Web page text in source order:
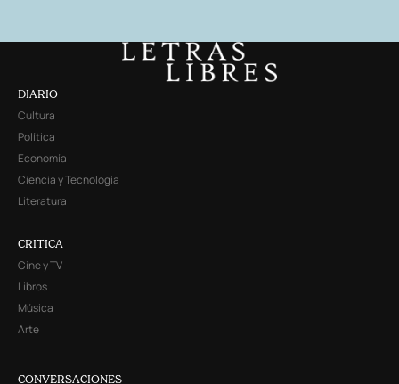
DIARIO
Cultura
Política
Economía
Ciencia y Tecnología
Literatura
CRITICA
Cine y TV
Libros
Música
Arte
CONVERSACIONES